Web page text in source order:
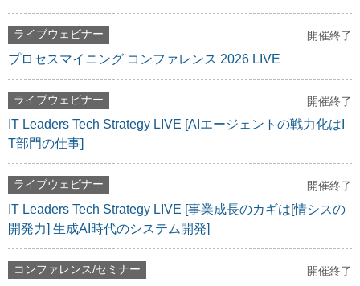
ライブウェビナー 開催終了
プロセスマイニング コンファレンス 2026 LIVE
ライブウェビナー 開催終了
IT Leaders Tech Strategy LIVE [AIエージェントの戦力化はI
T部門の仕事]
ライブウェビナー 開催終了
IT Leaders Tech Strategy LIVE [事業成長のカギは[情シスの
開発力] 生成AI時代のシステム開発]
コンファレンス/セミナー 開催終了